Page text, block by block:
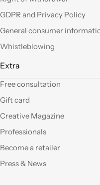
GDPR and Privacy Policy
General consumer
Whistleblowing
Extra
Free consultation
Gift card
Creative Magazine
Professionals
Become a retailer
Press & News